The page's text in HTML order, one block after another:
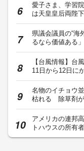
愛子さま、学習
は天皇皇后両陛
県議会議員の“海
るなら価値ある
【台風情報】台
11日から12日に
名物のイチョウ
枯れる 除草剤
アメリカの連邦
トハウスの所有